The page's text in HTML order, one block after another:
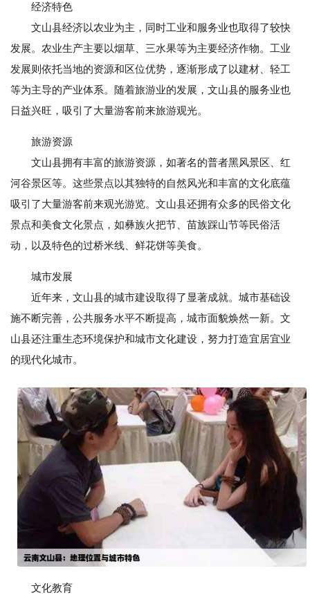
经济特色
文山县经济以农业为主，同时工业和服务业也取得了较快
发展。农业生产主要以烟草、三水果等为主要经济作物。工业
发展则依托当地的资源和区位优势，逐渐形成了以建材、轻工
等为主导的产业体系。随着旅游业的发展，文山县的服务业也
日益兴旺，吸引了大量游客前来旅游观光。
旅游资源
文山县拥有丰富的旅游资源，如著名的普者黑风景区、红
河谷景区等。这些景点以其独特的自然风光和丰富的文化底蕴
吸引了大量游客前来观光游览。文山县还拥有众多的民俗文化
景点和美食文化景点，如彝族火把节、苗族踩山节等民俗活
动，以及特色的过桥米线、鲜花饼等美食。
城市发展
近年来，文山县的城市建设取得了显著成就。城市基础设
施不断完善，公共服务水平不断提高，城市面貌焕然一新。文
山县还注重生态环境保护和城市文化建设，努力打造宜居宜业
的现代化城市。
文化教育